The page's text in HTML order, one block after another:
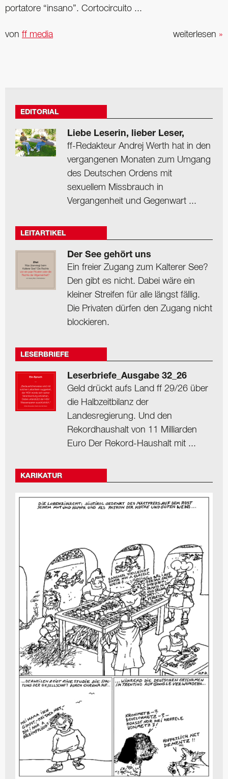
portatore “insano”. Cortocircuito ...
weiterlesen »
von ff media
EDITORIAL
Liebe Leserin, lieber Leser,
ff-Redakteur Andrej Werth hat in den
vergangenen Monaten zum Umgang
des Deutschen Ordens mit
sexuellem Missbrauch in
Vergangenheit und Gegenwart ...
LEITARTIKEL
Der See gehört uns
Ein freier Zugang zum Kalterer See?
Den gibt es nicht. Dabei wäre ein
kleiner Streifen für alle längst fällig.
Die Privaten dürfen den Zugang nicht
blockieren.
LESERBRIEFE
Leserbriefe_Ausgabe 32_26
Geld drückt aufs Land ff 29/26 über
die Halbzeitbilanz der
Landesregierung. Und den
Rekordhaushalt von 11 Milliarden
Euro Der Rekord-Haushalt mit ...
KARIKATUR